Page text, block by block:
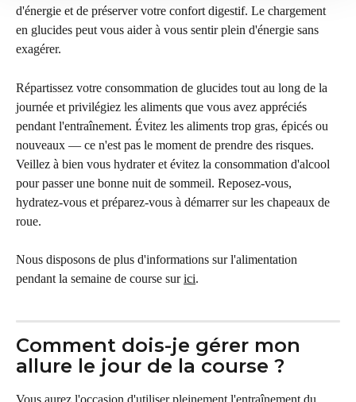
d'énergie et de préserver votre confort digestif. Le chargement
en glucides peut vous aider à vous sentir plein d'énergie sans
exagérer.
Répartissez votre consommation de glucides tout au long de la
journée et privilégiez les aliments que vous avez appréciés
pendant l'entraînement. Évitez les aliments trop gras, épicés ou
nouveaux — ce n'est pas le moment de prendre des risques.
Veillez à bien vous hydrater et évitez la consommation d'alcool
pour passer une bonne nuit de sommeil. Reposez-vous,
hydratez-vous et préparez-vous à démarrer sur les chapeaux de
roue.
Nous disposons de plus d'informations sur l'alimentation
pendant la semaine de course sur ici.
Comment dois-je gérer mon
allure le jour de la course ?